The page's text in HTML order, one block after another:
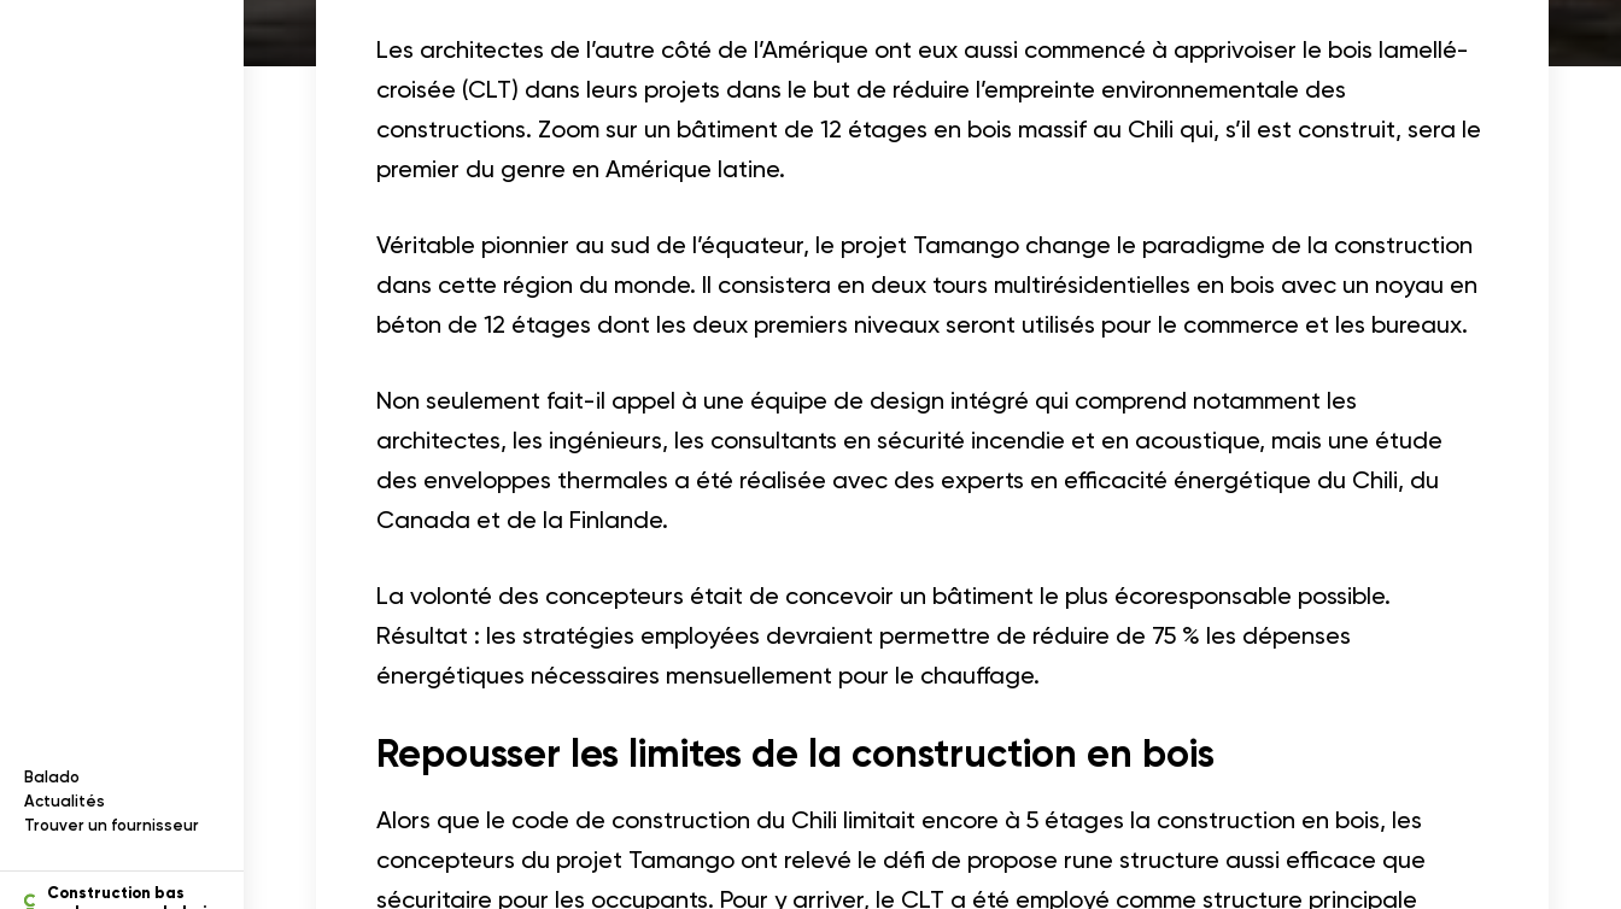
Balado
Actualités
Trouver un fournisseur
Construction bas
des renseignements
Les architectes de l’autre côté de l’Amérique ont eux aussi commencé à apprivoiser le bois lamellé-
croisée (CLT) dans leurs projets dans le but de réduire l’empreinte environnementale des
constructions. Zoom sur un bâtiment de 12 étages en bois massif au Chili qui, s’il est construit, sera le
premier du genre en Amérique latine.
Véritable pionnier au sud de l’équateur, le projet Tamango change le paradigme de la construction
dans cette région du monde. Il consistera en deux tours multirésidentielles en bois avec un noyau en
béton de 12 étages dont les deux premiers niveaux seront utilisés pour le commerce et les bureaux.
Non seulement fait-il appel à une équipe de design intégré qui comprend notamment les
architectes, les ingénieurs, les consultants en sécurité incendie et en acoustique, mais une étude
des enveloppes thermales a été réalisée avec des experts en efficacité énergétique du Chili, du
Canada et de la Finlande.
La volonté des concepteurs était de concevoir un bâtiment le plus écoresponsable possible.
Résultat : les stratégies employées devraient permettre de réduire de 75 % les dépenses
énergétiques nécessaires mensuellement pour le chauffage.
Repousser les limites de la construction en bois
Alors que le code de construction du Chili limitait encore à 5 étages la construction en bois, les
concepteurs du projet Tamango ont relevé le défi de propose rune structure aussi efficace que
sécuritaire pour les occupants. Pour y arriver, le CLT a été employé comme structure principale